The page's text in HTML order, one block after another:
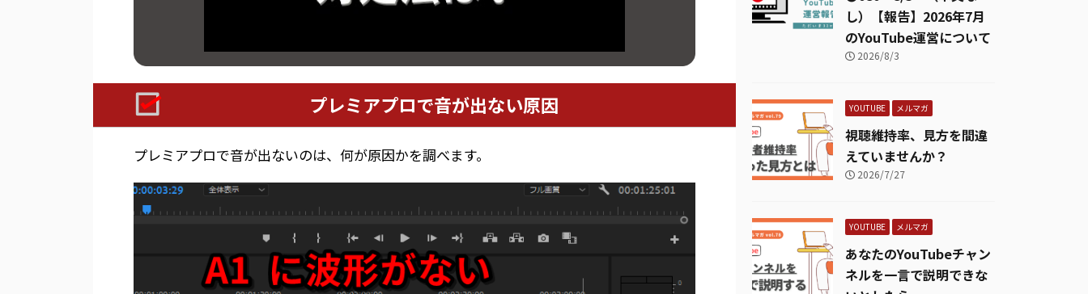
プレミアプロで音が出ない原因
プレミアプロで音が出ないのは、何が原因かを調べます。
し）【報告】2026年7月
のYouTube運営について
2026/8/3
YOUTUBE メルマガ
視聴維持率、見方を間違
えていませんか？
2026/7/27
YOUTUBE メルマガ
あなたのYouTubeチャン
ネルを一言で説明できな